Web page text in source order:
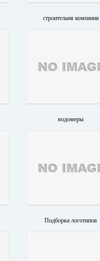
строительня компания
водомеры
Подборка логотипов